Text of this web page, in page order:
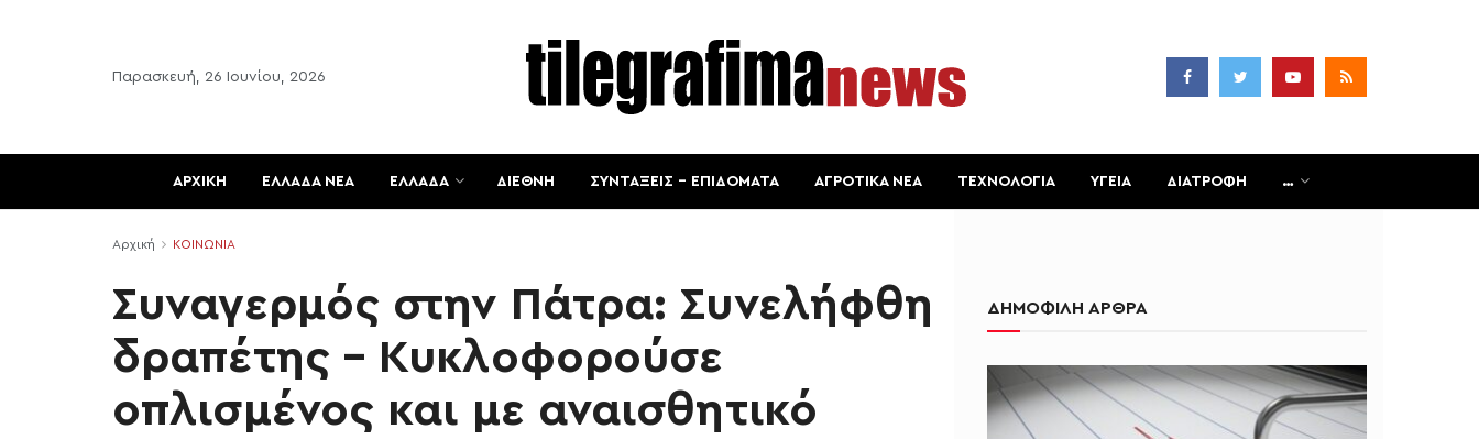
Παρασκευή, 26 Ιουνίου, 2026
ΑΡΧΙΚΗ ΕΛΛΑΔΑ ΝΕΑ ΕΛΛΑΔΑ ΔΙΕΘΝΗ ΣΥΝΤΑΞΕΙΣ – ΕΠΙΔΟΜΑΤΑ ΑΓΡΟΤΙΚΑ ΝΕΑ ΤΕΧΝΟΛΟΓΙΑ ΥΓΕΙΑ ΔΙΑΤΡΟΦΗ …
Αρχική ΚΟΙΝΩΝΙΑ
Συναγερμός στην Πάτρα: Συνελήφθη
δραπέτης – Κυκλοφορούσε
οπλισμένος και με αναισθητικό
ΔΗΜΟΦΙΛΗ ΑΡΘΡΑ